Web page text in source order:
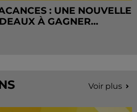
: UNE NOUVELLE
À GAGNER...
Voir plus